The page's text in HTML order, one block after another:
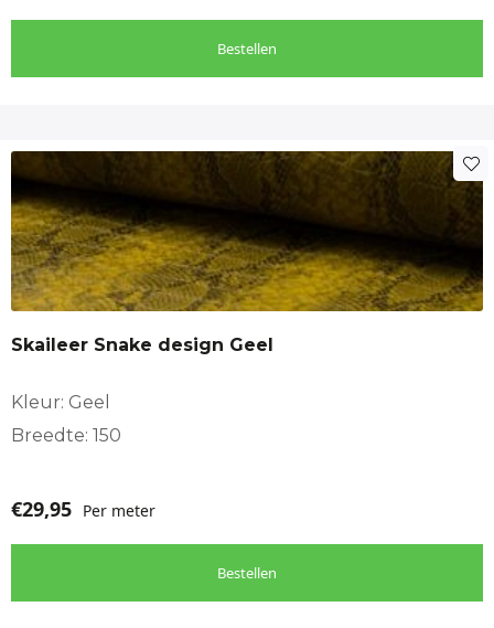
Bestellen
Skaileer Snake design Geel
Kleur: Geel
Breedte: 150
€29,95 Per meter
Bestellen